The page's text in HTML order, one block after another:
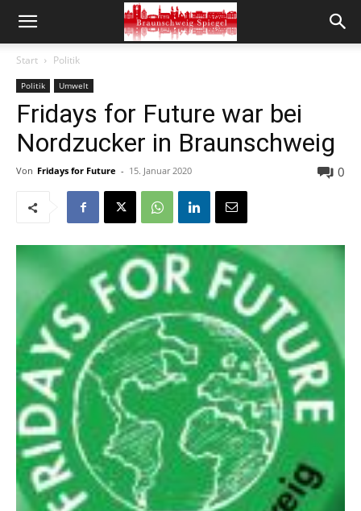
Start Politik
Politik Umwelt
Fridays for Future war bei
Nordzucker in Braunschweig
Von Fridays for Future - 15. Januar 2020 0